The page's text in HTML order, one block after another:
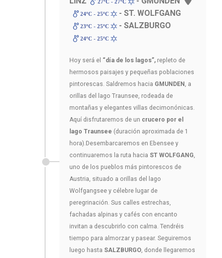
27ºC - 27ºC
24ºC - 25ºC - ST. WOLFGANG
23ºC - 25ºC - SALZBURGO
24ºC - 25ºC
Hoy será el “día de los lagos”, repleto de
hermosos paisajes y pequeñas poblaciones
pintorescas. Saldremos hacia GMUNDEN , a
orillas del lago Traunsee, rodeada de
montañas y elegantes villas decimonónicas.
Aquí disfrutaremos de un crucero por el
lago Traunsee (duración aproximada de 1
hora).Desembarcaremos en Ebensee y
continuaremos la ruta hacia ST WOLFGANG,
uno de los pueblos más pintorescos de
Austria, situado a orillas del lago
Wolfgangsee y célebre lugar de
peregrinación. Sus calles estrechas,
fachadas alpinas y cafés con encanto
invitan a descubrirlo con calma. Tendréis
tiempo para almorzar y pasear. Seguiremos
luego hasta SALZBURGO, donde llegaremos